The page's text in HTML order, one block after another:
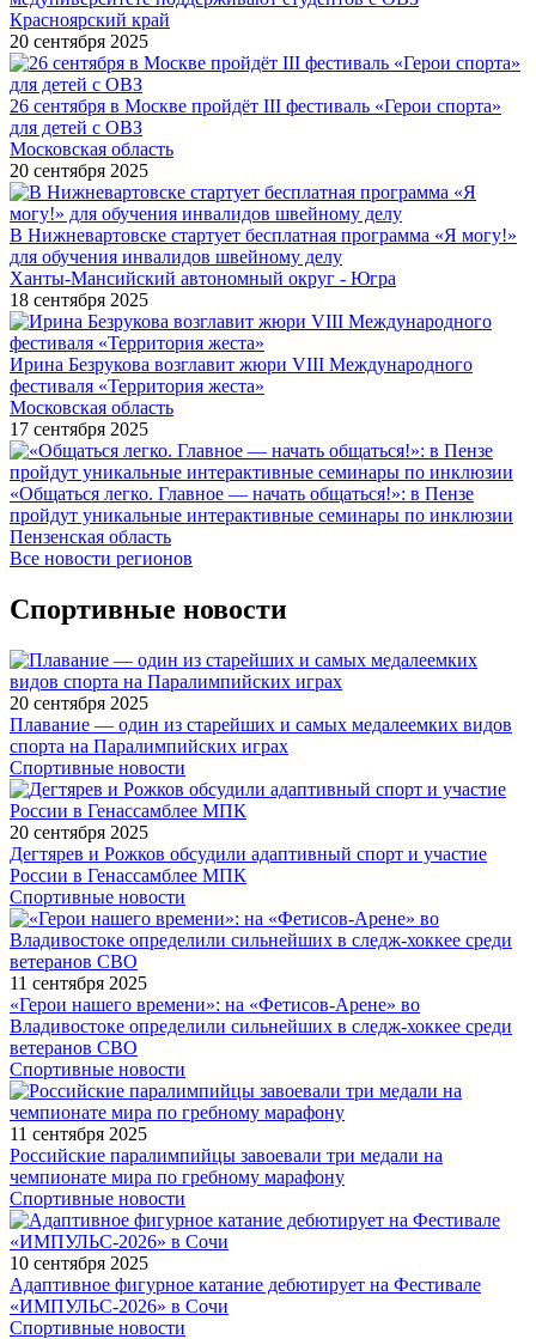
Красноярский край
20 сентября 2025
26 сентября в Москве пройдёт III фестиваль «Герои спорта»
для детей с ОВЗ
Московская область
20 сентября 2025
В Нижневартовске стартует бесплатная программа «Я могу!»
для обучения инвалидов швейному делу
Ханты-Мансийский автономный округ - Югра
18 сентября 2025
Ирина Безрукова возглавит жюри VIII Международного
фестиваля «Территория жеста»
Московская область
17 сентября 2025
«Общаться легко. Главное — начать общаться!»: в Пензе
пройдут уникальные интерактивные семинары по инклюзии
Пензенская область
Все новости регионов
Спортивные новости
20 сентября 2025
Плавание — один из старейших и самых медалеемких видов
спорта на Паралимпийских играх
Спортивные новости
20 сентября 2025
Дегтярев и Рожков обсудили адаптивный спорт и участие
России в Генассамблее МПК
Спортивные новости
11 сентября 2025
«Герои нашего времени»: на «Фетисов-Арене» во
Владивостоке определили сильнейших в следж-хоккее среди
ветеранов СВО
Спортивные новости
11 сентября 2025
Российские паралимпийцы завоевали три медали на
чемпионате мира по гребному марафону
Спортивные новости
10 сентября 2025
Адаптивное фигурное катание дебютирует на Фестивале
«ИМПУЛЬС-2026» в Сочи
Спортивные новости